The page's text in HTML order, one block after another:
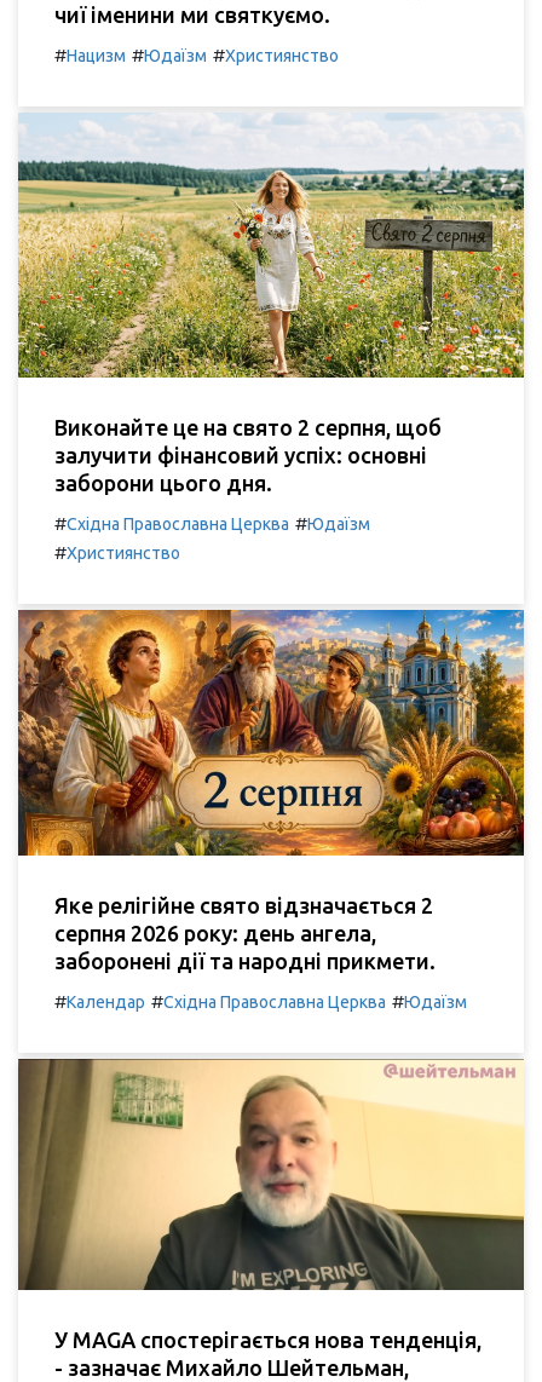
чиї іменини ми святкуємо.
#Нацизм #Юдаїзм #Християнство
Виконайте це на свято 2 серпня, щоб
залучити фінансовий успіх: основні
заборони цього дня.
#Східна Православна Церква #Юдаїзм
#Християнство
Яке релігійне свято відзначається 2
серпня 2026 року: день ангела,
заборонені дії та народні прикмети.
#Календар #Східна Православна Церква #Юдаїзм
У MAGA спостерігається нова тенденція,
- зазначає Михайло Шейтельман,